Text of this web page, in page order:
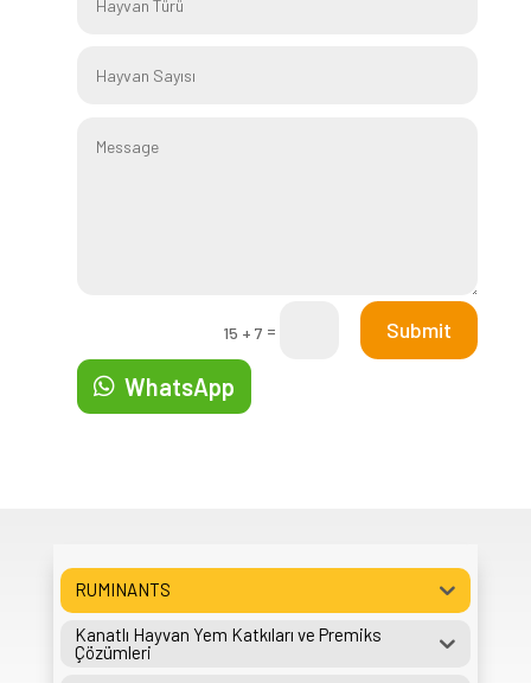
15 + 7 = Submit
WhatsApp
RUMINANTS
Kanatlı Hayvan Yem Katkıları ve Premiks
Çözümleri